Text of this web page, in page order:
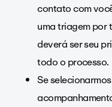
contato com
uma triagem por
deverá ser seu
todo o processo.
Se